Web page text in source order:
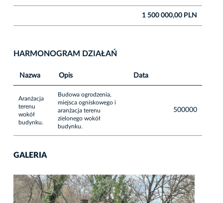
1 500 000,00 PLN
HARMONOGRAM DZIAŁAŃ
Nazwa Opis Data
Aranżacja
terenu
wokół
budynku.
Budowa ogrodzenia,
miejsca ogniskowego i
aranżacja terenu
zielonego wokół
budynku.
500000
GALERIA